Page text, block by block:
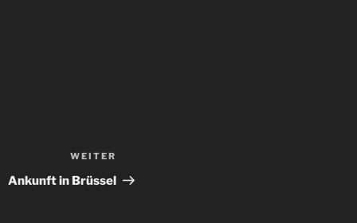
Beitrag
WEITER
Ankunft in Brüssel